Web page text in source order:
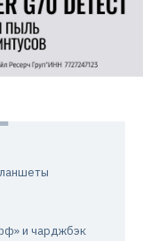
и чарджбэк